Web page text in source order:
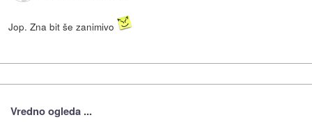
Jop. Zna bit še zanimivo
Vredno ogleda ...